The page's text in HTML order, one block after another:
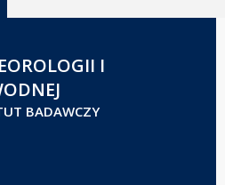
I
BADAWCZY